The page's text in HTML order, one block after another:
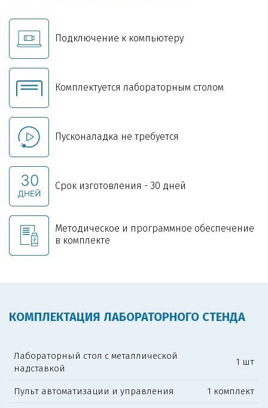
Подключение к компьютеру
Комплектуется лабораторным столом
Пусконаладка не требуется
Срок изготовления - 30 дней
Методическое и программное обеспечение
в комплекте
КОМПЛЕКТАЦИЯ ЛАБОРАТОРНОГО СТЕНДА
Лабораторный стол с металлической
надставкой
1 шт
Пульт автоматизации и управления 1 комплект